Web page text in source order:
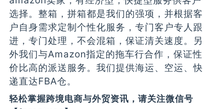
选择。整箱，拼箱都是我们的强项，并根据客
户自身需求定制个性化服务，专门客户专人跟
进，专门处理，不会混箱，保证清关速度。另
外我们与Amazon指定的拖车行合作，保证性
价比高的派送服务。我们提供海运、空运、快
递直达FBA仓。
轻松掌握跨境电商与外贸资讯，请关注微信号